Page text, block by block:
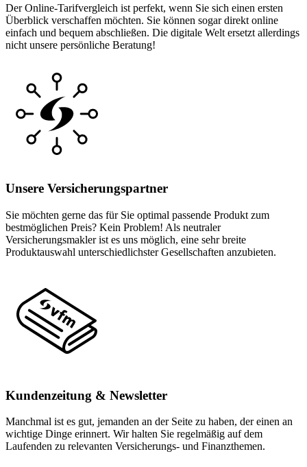
Der Online-Tarifvergleich ist perfekt, wenn Sie sich einen ersten
Überblick verschaffen möchten. Sie können sogar direkt online
einfach und bequem abschließen. Die digitale Welt ersetzt allerdings
nicht unsere persönliche Beratung!
Unsere Versicherungspartner
Sie möchten gerne das für Sie optimal passende Produkt zum
bestmöglichen Preis? Kein Problem! Als neutraler
Versicherungsmakler ist es uns möglich, eine sehr breite
Produktauswahl unterschiedlichster Gesellschaften anzubieten.
Kundenzeitung & Newsletter
Manchmal ist es gut, jemanden an der Seite zu haben, der einen an
wichtige Dinge erinnert. Wir halten Sie regelmäßig auf dem
Laufenden zu relevanten Versicherungs- und Finanzthemen.